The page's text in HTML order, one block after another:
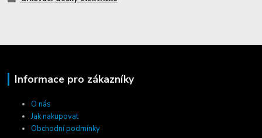
Informace pro zákazníky
O nás
Jak nakupovat
Obchodní podmínky